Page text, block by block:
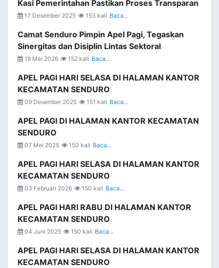
Kasi Pemerintahan Pastikan Proses Transparan
17 Desember 2025 153 kali Baca...
Camat Senduro Pimpin Apel Pagi, Tegaskan
Sinergitas dan Disiplin Lintas Sektoral
19 Mei 2026 152 kali Baca...
APEL PAGI HARI SELASA DI HALAMAN KANTOR
KECAMATAN SENDURO
09 Desember 2025 151 kali Baca...
APEL PAGI DI HALAMAN KANTOR KECAMATAN
SENDURO
07 Mei 2025 150 kali Baca...
APEL PAGI HARI SELASA DI HALAMAN KANTOR
KECAMATAN SENDURO
03 Februari 2026 150 kali Baca...
APEL PAGI HARI RABU DI HALAMAN KANTOR
KECAMATAN SENDURO
04 Juni 2025 150 kali Baca...
APEL PAGI HARI SELASA DI HALAMAN KANTOR
KECAMATAN SENDURO